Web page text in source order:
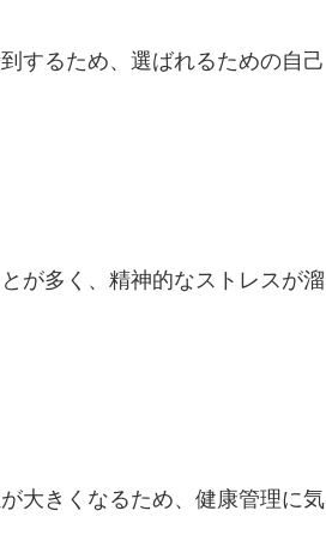
するため、選ばれるための自己
が多く、精神的なストレスが溜
大きくなるため、健康管理に気